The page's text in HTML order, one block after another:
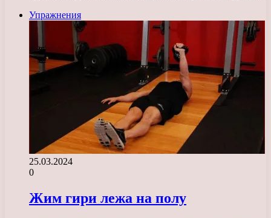
Упражнения
25.03.2024
0
Жим гири лежа на полу